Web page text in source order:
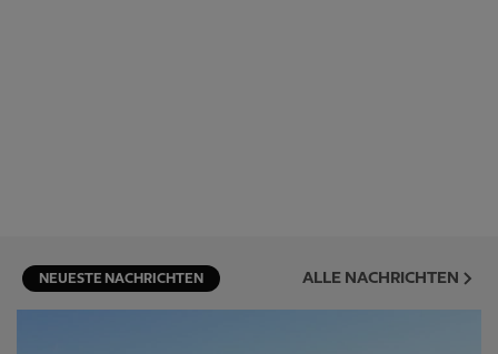
NEUESTE NACHRICHTEN ALLE NACHRICHTEN